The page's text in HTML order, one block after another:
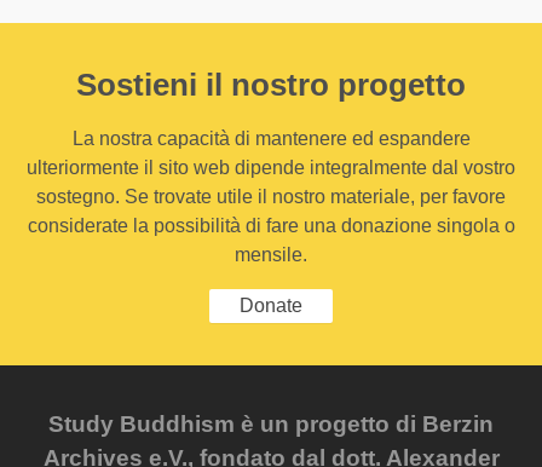
Sostieni il nostro progetto
La nostra capacità di mantenere ed espandere
ulteriormente il sito web dipende integralmente dal vostro
sostegno. Se trovate utile il nostro materiale, per favore
considerate la possibilità di fare una donazione singola o
mensile.
Donate
Study Buddhism è un progetto di Berzin
Archives e.V., fondato dal dott. Alexander